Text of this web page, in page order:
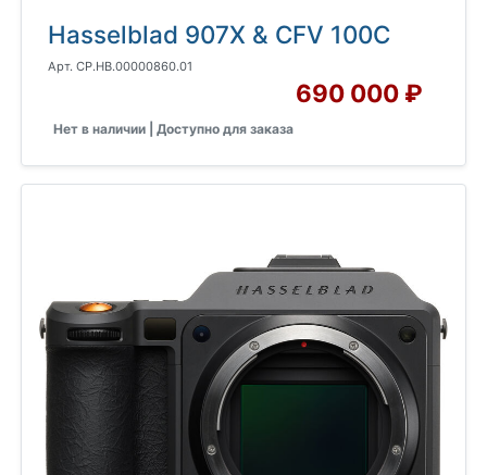
Hasselblad 907X & CFV 100C
Арт. CP.HB.00000860.01
690 000 ₽
Нет в наличии | Доступно для заказа